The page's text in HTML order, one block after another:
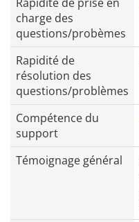
charge des
questions/probèmes
Rapidité de
résolution des
questions/problèmes
Compétence du
support
Témoignage général